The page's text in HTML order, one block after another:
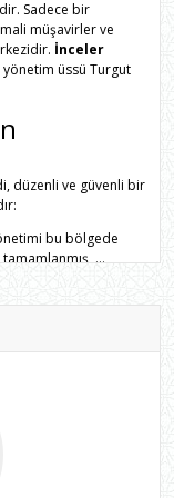
İçi), Adıyaman.
Köklü,
Sadece bir
müşavirler ve
İnceler
yönetim üssü Turgut
düzenli ve güvenli bir
bu bölgede
...